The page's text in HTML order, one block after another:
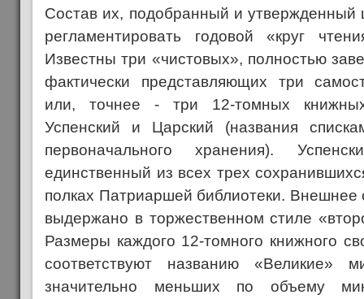
Состав их, подобранный и
регламентировать годовой «круг
Известны три «чистовых», полностью
фактически представляющих три
или, точнее - три 12-томных
Успенский и Царский (названия
первоначального хранения).
единственный из всех трех
полках Патриаршей библиотеки.
выдержано в торжественном стиле
Размеры каждого 12-томного книжного
соответствуют названию «Великие»
значительно меньших по объему